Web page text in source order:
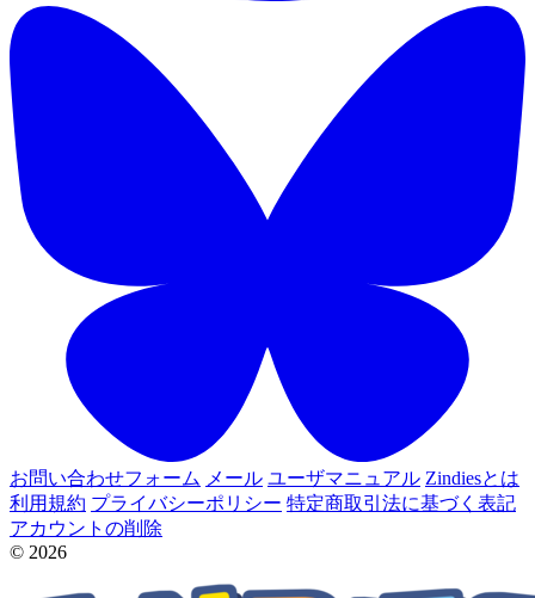
お問い合わせフォーム メール ユーザマニュアル Zindiesとは
利用規約 プライバシーポリシー 特定商取引法に基づく表記
アカウントの削除
© 2026